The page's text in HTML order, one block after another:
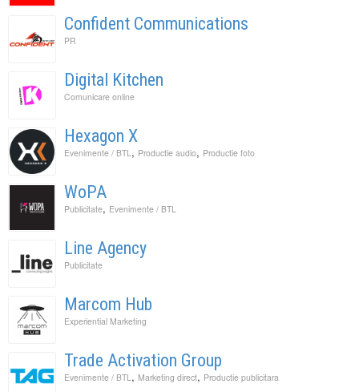
Confident Communications
PR
Digital Kitchen
Comunicare online
Hexagon X
Evenimente / BTL , Productie audio, Productie foto
WoPA
Publicitate, Evenimente / BTL
Line Agency
Publicitate
Marcom Hub
Experiential Marketing
Trade Activation Group
Evenimente / BTL , Marketing direct, Productie publicitara